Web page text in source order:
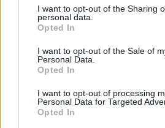
I want to opt-out of the Sharing
personal data.
Opted In
I want to opt-out of the Sale of
Personal Data.
Opted In
I want to opt-out of processing
Personal Data for Targeted
Opted In
Heinäkuussa Elokuussa
Lokakuun
10 vuoden
Mikä on Adelaiden tavanomainen